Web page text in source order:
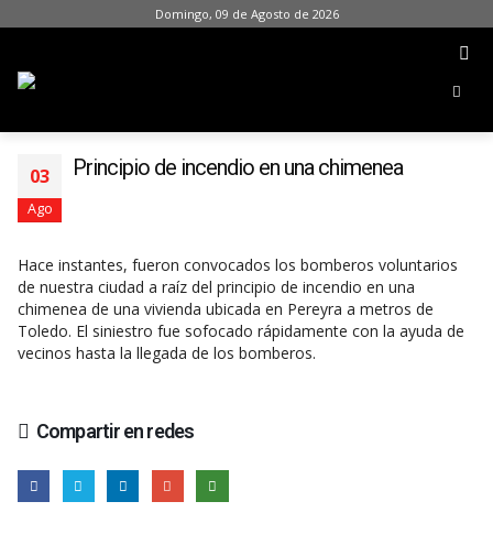
Domingo, 09 de Agosto de 2026
03
Ago
Principio de incendio en una chimenea
Hace instantes, fueron convocados los bomberos voluntarios
de nuestra ciudad a raíz del principio de incendio en una
chimenea de una vivienda ubicada en Pereyra a metros de
Toledo. El siniestro fue sofocado rápidamente con la ayuda de
vecinos hasta la llegada de los bomberos.
Compartir en redes